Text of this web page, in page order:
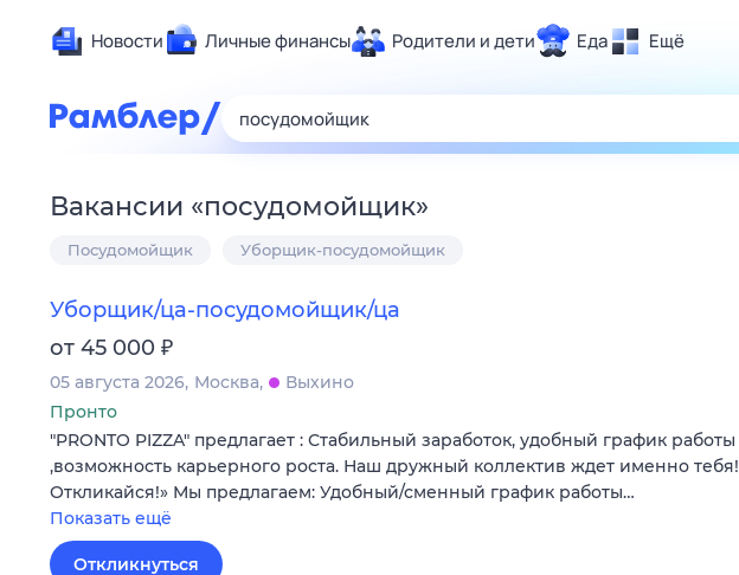
Новости Личные финансы Родители и дети Еда Ещё
Развлечения и отдых
Карьера
Гороскопы
Вакансии «посудомойщик»
Посудомойщик Уборщик-посудомойщик
Уборщик/ца-посудомойщик/ца
от 45 000 ₽
05 августа 2026 Москва
Выхино
Пронто
"PRONTO PIZZA" предлагает : Стабильный заработок, удобный график работы
,возможность карьерного роста. Наш дружный коллектив ждет именно тебя!
Откликайся!» Мы предлагаем: Удобный/сменный график работы…
Показать ещё
Откликнуться